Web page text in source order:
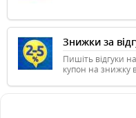
Знижки за
Пишіть відгуки
купон на знижку